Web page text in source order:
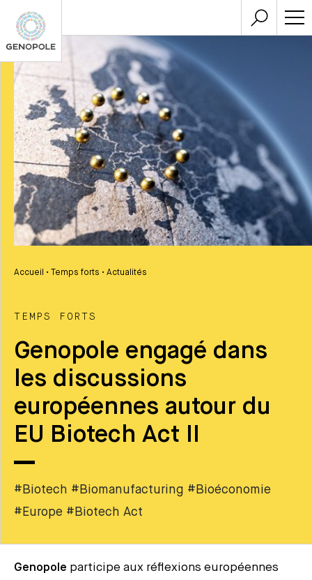
Accueil • Temps forts • Actualités
TEMPS FORTS
Genopole engagé dans
les discussions
européennes autour du
EU Biotech Act II
#Biotech #Biomanufacturing #Bioéconomie
#Europe #Biotech Act
Genopole participe aux réflexions européennes